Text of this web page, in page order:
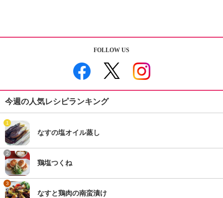
FOLLOW US
今週の人気レシピランキング
1
なすの塩オイル蒸し
2
鶏塩つくね
3
なすと鶏肉の南蛮漬け